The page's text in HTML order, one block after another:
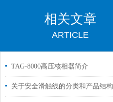
相关文章
ARTICLE
TAG-8000高压核相器简介
关于安全滑触线的分类和产品结构